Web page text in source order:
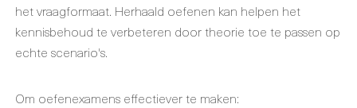
het vraagformaat. Herhaald oefenen kan helpen het
kennisbehoud te verbeteren door theorie toe te passen op
echte scenario's.
Om oefenexamens effectiever te maken: